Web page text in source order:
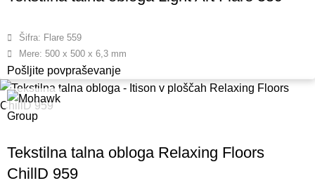
Šifra: Flare 559
Mere: 500 x 500 x 6,3 mm
Pošljite povpraševanje
Tekstilna talna obloga Relaxing Floors
ChillD 959